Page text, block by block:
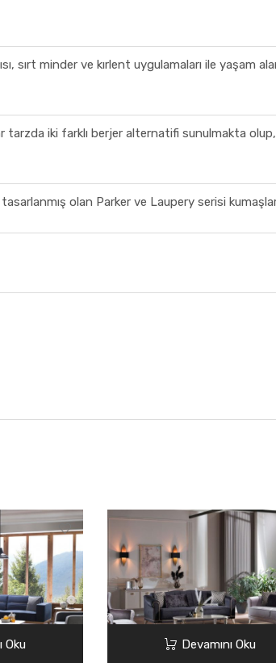
sırt minder ve kırlent uygulamaları ile yaşam
tarzda iki farklı berjer alternatifi sunulmakta
olan Parker ve Laupery serisi kumaşlar
Oku Devamını Oku